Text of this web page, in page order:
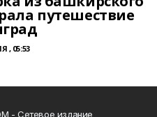
путешествие
, 05:53
- Сетевое издание